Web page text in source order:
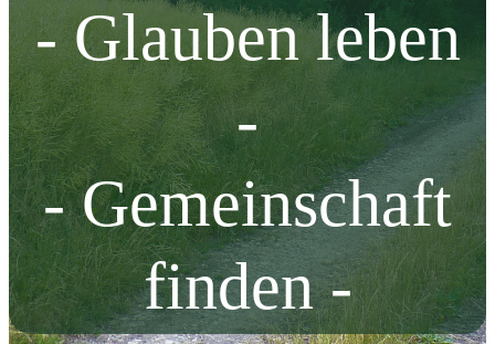
- Glauben leben
-
- Gemeinschaft
finden -